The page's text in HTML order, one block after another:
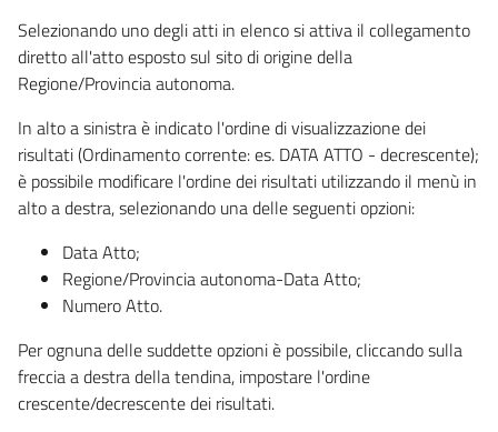
Selezionando uno degli atti in elenco si attiva il collegamento
diretto all'atto esposto sul sito di origine della
Regione/Provincia autonoma.
In alto a sinistra è indicato l'ordine di visualizzazione dei
risultati (Ordinamento corrente: es. DATA ATTO - decrescente);
è possibile modificare l'ordine dei risultati utilizzando il menù in
alto a destra, selezionando una delle seguenti opzioni:
Data Atto;
Regione/Provincia autonoma-Data Atto;
Numero Atto.
Per ognuna delle suddette opzioni è possibile, cliccando sulla
freccia a destra della tendina, impostare l'ordine
crescente/decrescente dei risultati.